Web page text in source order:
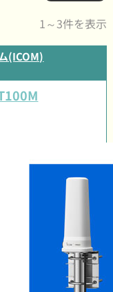
1～3件を表示
(ICOM)